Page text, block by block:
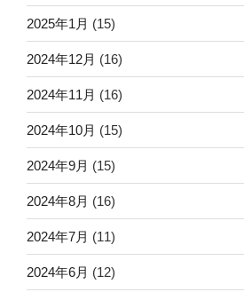
2025年1月 (15)
2024年12月 (16)
2024年11月 (16)
2024年10月 (15)
2024年9月 (15)
2024年8月 (16)
2024年7月 (11)
2024年6月 (12)